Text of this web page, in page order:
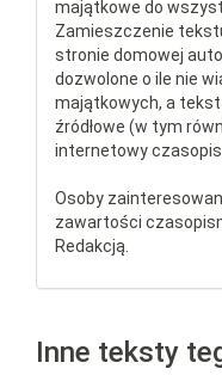
majątkowe do
Zamieszczenie
stronie domowej
dozwolone o ile nie
majątkowych, a
źródłowe (w tym
internetowy
Osoby
zawartości
Redakcją.
Inne teksty